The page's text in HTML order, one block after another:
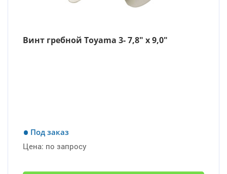
Винт гребной Toyama 3- 7,8″ x 9,0″
Под заказ
Цена: по запросу